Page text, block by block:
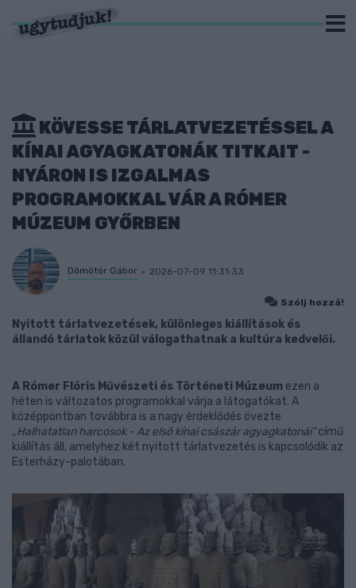
KÖVESSE TÁRLATVEZETÉSSEL A
KÍNAI AGYAGKATONÁK TITKAIT -
NYÁRON IS IZGALMAS
PROGRAMOKKAL VÁR A RÓMER
MÚZEUM GYŐRBEN
Dömötör Gábor 2026-07-09 11:31:33
Szólj hozzá!
Nyitott tárlatvezetések, különleges kiállítások és
állandó tárlatok közül válogathatnak a kultúra kedvelői.
A Rómer Flóris Művészeti és Történeti Múzeum ezen a
héten is változatos programokkal várja a látogatókat. A
középpontban továbbra is a nagy érdeklődés övezte
„Halhatatlan harcosok - Az első kínai császár agyagkatonái”című
kiállítás áll, amelyhez két nyitott tárlatvezetés is kapcsolódik az
Esterházy-palotában.